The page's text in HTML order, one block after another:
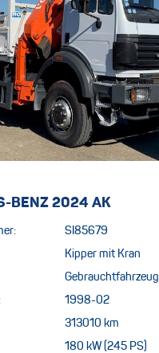
BENZ 2024 AK
SI85679
Kipper mit Kran
Gebrauchtfahrzeug
1998-02
313010 km
180 kW (245 PS)